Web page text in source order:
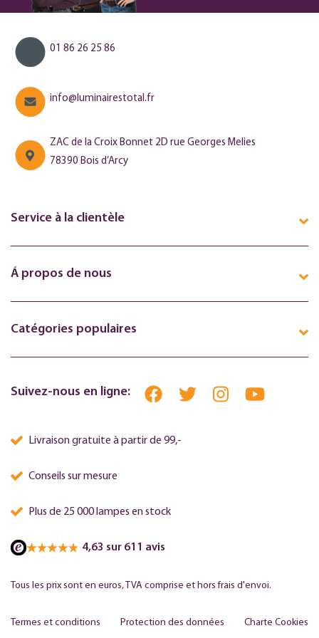
01 86 26 25 86
info@luminairestotal.fr
ZAC de la Croix Bonnet 2D rue Georges Melies
78390 Bois d’Arcy
Service à la clientèle
Á propos de nous
Catégories populaires
Suivez-nous en ligne:
Livraison gratuite à partir de 99,-
Conseils sur mesure
Plus de 25 000 lampes en stock
4,63 sur 611 avis
Tous les prix sont en euros, TVA comprise et hors frais d'envoi.
Termes et conditions Protection des données Charte Cookies